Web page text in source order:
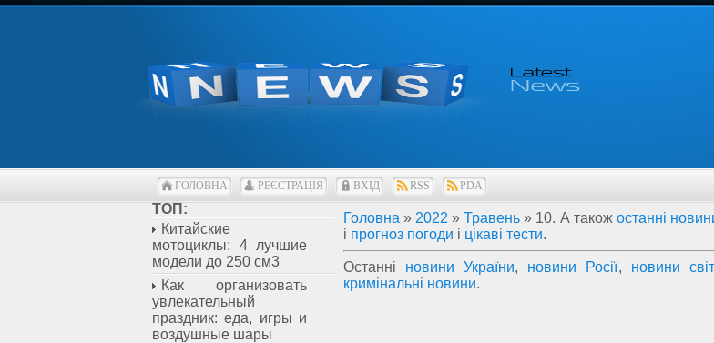
ГОЛОВНА РЕЄСТРАЦІЯ ВХІД RSS PDA
ТОП:
Китайские
мотоциклы: 4 лучшие
модели до 250 см3
Как организовать
увлекательный
праздник: еда, игры и
воздушные шары
Головна » 2022 » Травень » 10. А також останні
і прогноз погоди і цікаві тести.
Останні новини України, новини Росії, новини
кримінальні новини.